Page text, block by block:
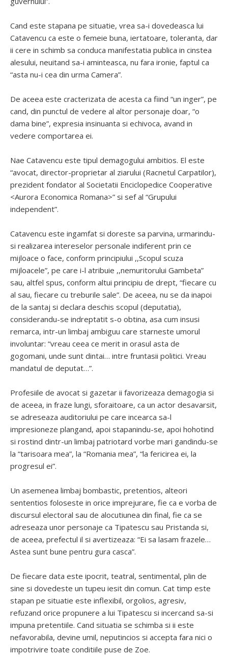
Cand este stapana pe situatie, vrea sa-i dovedeasca lui
Catavencu ca este o femeie buna, iertatoare, toleranta, dar
ii cere in schimb sa conduca manifestatia publica in cinstea
alesului, neuitand sa-i aminteasca, nu fara ironie, faptul ca
“asta nu-i cea din urma Camera”.
De aceea este cracterizata de acesta ca fiind “un inger”, pe
cand, din punctul de vedere al altor personaje doar, “o
dama bine”, expresia insinuanta si echivoca, avand in
vedere comportarea ei.
Nae Catavencu este tipul demagogului ambitios. El este
“avocat, director-proprietar al ziarului (Racnetul Carpatilor),
prezident fondator al Societatii Enciclopedice Cooperative
<Aurora Economica Romana>” si sef al “Grupului
independent”.
Catavencu este ingamfat si doreste sa parvina, urmarindu-
si realizarea intereselor personale indiferent prin ce
mijloace o face, conform principiului ,,Scopul scuza
mijloacele”, pe care i-l atribuie ,,nemuritorului Gambeta”
sau, altfel spus, conform altui principiu de drept, “fiecare cu
al sau, fiecare cu treburile sale”. De aceea, nu se da inapoi
de la santaj si declara deschis scopul (deputatia),
considerandu-se indreptatit s-o obtina, asa cum insusi
remarca, intr-un limbaj ambiguu care starneste umorul
involuntar: “vreau ceea ce merit in orasul asta de
gogomani, unde sunt dintai… intre fruntasii politici. Vreau
mandatul de deputat…”.
Profesiile de avocat si gazetar ii favorizeaza demagogia si
de aceea, in fraze lungi, sforaitoare, ca un actor desavarsit,
se adreseaza auditoriului pe care incearca sa-l
impresioneze plangand, apoi stapanindu-se, apoi hohotind
si rostind dintr-un limbaj patriotard vorbe mari gandindu-se
la “tarisoara mea”, la “Romania mea”, “la fericirea ei, la
progresul ei”.
Un asemenea limbaj bombastic, pretentios, alteori
sententios foloseste in orice imprejurare, fie ca e vorba de
discursul electoral sau de alocutiunea din final, fie ca se
adreseaza unor personaje ca Tipatescu sau Pristanda si,
de aceea, prefectul il si avertizeaza: “Ei sa lasam frazele…
Astea sunt bune pentru gura casca”.
De fiecare data este ipocrit, teatral, sentimental, plin de
sine si dovedeste un tupeu iesit din comun. Cat timp este
stapan pe situatie este inflexibil, orgolios, agresiv,
refuzand orice propunere a lui Tipatescu si incercand sa-si
impuna pretentiile. Cand situatia se schimba si ii este
nefavorabila, devine umil, neputincios si accepta fara nici o
impotrivire toate conditiile puse de Zoe.